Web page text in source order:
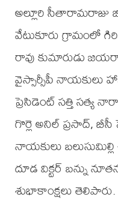
అల్లూరి సీతారామరాజు
వేటుకూరు గ్రామంలో
రావు కుమారుడు
వైస్సార్సీపీ నాయకులు
ప్రెసిడెంట్ సత్తి సత్య
గొర్లె అనిల్ ప్రసాద్,
నాయకులు బలుసుమిల్లి
దూడ విక్టర్ బన్ను
శుభాకాంక్షలు తెలిపారు.